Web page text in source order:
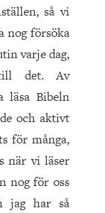
så vi
nog försöka
varje dag,
det. Av
läsa Bibeln
och aktivt
för många,
när vi läser
nog för oss
jag har så